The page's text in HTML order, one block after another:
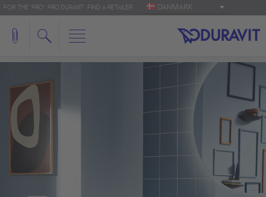
FOR THE 'PRO': PRO.DURAVIT FIND A RETAILER DANMARK